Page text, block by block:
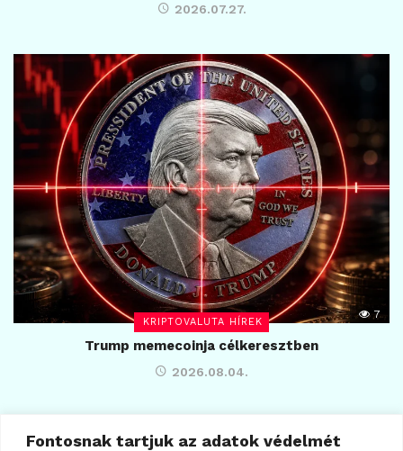
Fontosnak tartjuk az adatok védelmét
2026.07.27.
KRIPTOVALUTA HÍREK
7
Trump memecoinja célkeresztben
2026.08.04.